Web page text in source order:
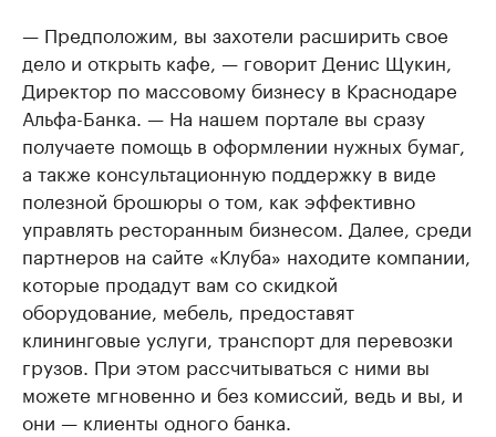
— Предположим, вы захотели расширить свое
дело и открыть кафе, — говорит Денис Щукин,
Директор по массовому бизнесу в Краснодаре
Альфа-Банка. — На нашем портале вы сразу
получаете помощь в оформлении нужных бумаг,
а также консультационную поддержку в виде
полезной брошюры о том, как эффективно
управлять ресторанным бизнесом. Далее, среди
партнеров на сайте «Клуба» находите компании,
которые продадут вам со скидкой
оборудование, мебель, предоставят
клининговые услуги, транспорт для перевозки
грузов. При этом рассчитываться с ними вы
можете мгновенно и без комиссий, ведь и вы, и
они — клиенты одного банка.